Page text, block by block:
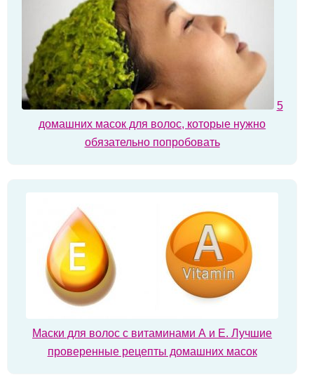
5
домашних масок для волос, которые нужно
обязательно попробовать
Маски для волос с витаминами А и Е. Лучшие
проверенные рецепты домашних масок